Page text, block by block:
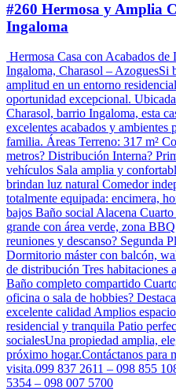
#260 Hermosa y Amplia
Ingaloma
Hermosa Casa con Acabados
Ingaloma, Charasol – AzoguesSi
amplitud en un entorno
oportunidad excepcional.
Charasol, barrio Ingaloma, esta
excelentes acabados y ambientes
familia. Áreas Terreno: 317 m²
metros? Distribución Interna?
vehículos Sala amplia y
brindan luz natural Comedor
totalmente equipada: encimera,
bajos Baño social Alacena
grande con área verde, zona
reuniones y descanso? Segunda
Dormitorio máster con balcón,
de distribución Tres habitaciones
Baño completo compartido
oficina o sala de hobbies?
excelente calidad Amplios
residencial y tranquila Patio
socialesUna propiedad amplia,
próximo hogar.Contáctanos para
visita.099 837 2611 – 098 855
5354 – 098 007 5700